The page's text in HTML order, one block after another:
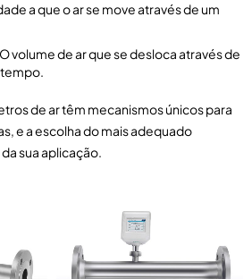
a que o ar se move através de um
volume de ar que se desloca através de
de ar têm mecanismos únicos para
e a escolha do mais adequado
sua aplicação.